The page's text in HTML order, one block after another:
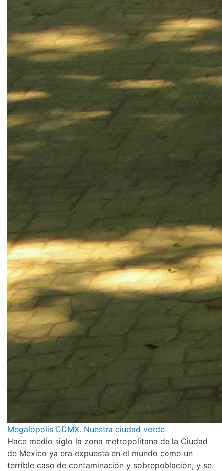
Megalópolis CDMX. Nuestra ciudad verde
Hace medio siglo la zona metropolitana de la Ciudad
de México ya era expuesta en el mundo como un
terrible caso de contaminación y sobrepoblación, y se